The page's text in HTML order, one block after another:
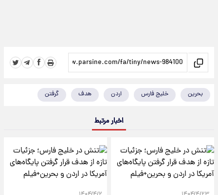
بحرین خلیج فارس اردن هدف گرفتن
اخبار مرتبط